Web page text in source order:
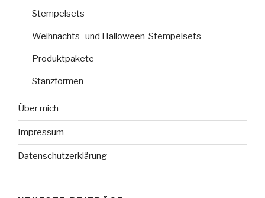
Stempelsets
Weihnachts- und Halloween-Stempelsets
Produktpakete
Stanzformen
Über mich
Impressum
Datenschutzerklärung